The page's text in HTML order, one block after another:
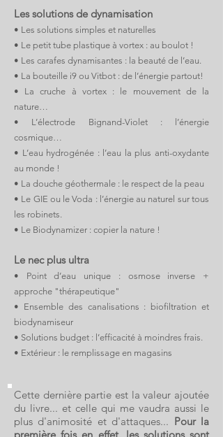
Les solutions de dynamisation
• Les solutions simples et naturelles
• Le petit tube plastique à vortex : au boulot !
• Les carafes dynamisantes : la beauté de l’eau.
• La bouteille i9 ou Vitbot : de l’énergie partout!
• La cruche à vortex : le mouvement de la
nature…
• L’électrode Bignand-Violet : l’énergie
cosmique…
• L’eau hydrogénée : l’eau la plus anti-oxydante
au monde !
• La douche géothermale : le respect de la peau
• Le GIE ou le Voda : l’énergie au naturel sur tous
les robinets.
• Le Biodynamizer : copier la nature !
Le nec plus ultra
• Point d’eau unique : osmose inverse +
approche "thérapeutique"
• Ensemble des canalisations : biofiltration et
biodynamiseur
• Solutions budget : l’efficacité à moindres frais.
• Extérieur : le remplissage en magasins
Cette dernière partie est la valeur ajoutée
du livre... et celle qui me vaudra aussi le
plus d'animosité et d'attaques... Pour la